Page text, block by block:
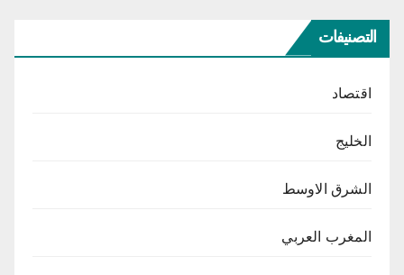
التصنيفات
اقتصاد
الخليج
الشرق الاوسط
المغرب العربي